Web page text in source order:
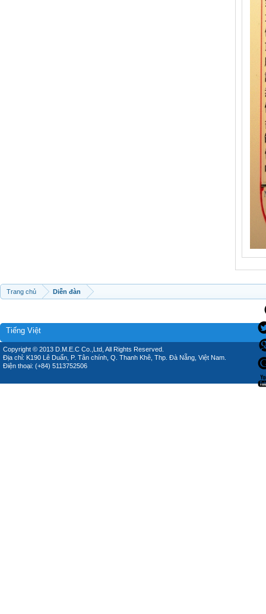
Trang chủ Diễn đàn
Tiếng Việt
Copyright © 2013 D.M.E.C Co.,Ltd, All Rights Reserved.
Địa chỉ: K190 Lê Duẩn, P. Tân chính, Q. Thanh Khê, Thp. Đà Nẵng, Việt Nam.
Điện thoại: (+84) 5113752506